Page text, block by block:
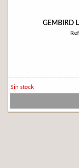
GEMBIRD
Sin stock